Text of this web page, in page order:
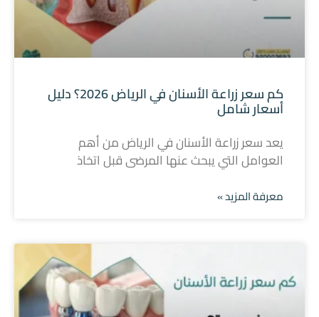
كم سعر زراعة الأسنان في الرياض 2026؟ دليل
أسعار شامل
يعد سعر زراعة الأسنان في الرياض من أهم
العوامل التي يبحث عنها المرضى قبل اتخاذ
معرفة المزيد »